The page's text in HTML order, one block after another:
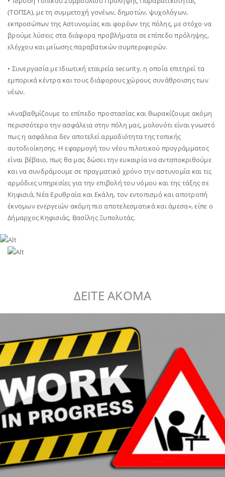
(ΤΟΠΣΑ), με τη συμμετοχή γονέων, δημοτών, ψυχολόγων,
εκπροσώπων της Αστυνομίας και φορέων της πόλης, με στόχο να
βρούμε λύσεις στα διάφορα προβλήματα σε επίπεδο πρόληψης,
ελέγχου και μείωσης παραβατικών συμπεριφορών.
• Συνεργασία με Ιδιωτική εταιρεία security, η οποία επιτηρεί τα
εμπορικά κέντρα και τους διάφορους χώρους συνάθροισης των
νέων.
«Αναβαθμίζουμε το επίπεδο προστασίας και θωρακίζουμε ακόμη
περισσότερο την ασφάλεια στην πόλη μας, μολονότι είναι γνωστό
πως η ασφάλεια δεν αποτελεί αρμοδιότητα της τοπικής
αυτοδιοίκησης. Η εφαρμογή του νέου πιλοτικού προγράμματος
είναι βέβαιο, πως θα μας δώσει την ευκαιρία να ανταποκριθούμε
και να συνδράμουμε σε πραγματικό χρόνο την αστυνομία και τις
αρμόδιες υπηρεσίες για την επιβολή του νόμου και της τάξης σε
Κηφισιά, Νέα Ερυθραία και Εκάλη, τον εντοπισμό και αποτροπή
έκνομων ενεργειών ακόμη πιο αποτελεσματικά και άμεσα», είπε ο
Δήμαρχος Κηφισιάς, Βασίλης Ξυπολυτάς.
ΔΕΙΤΕ ΑΚΟΜΑ